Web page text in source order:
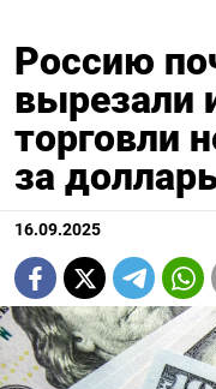
Россию
вырезали
торговли
за
16.09.2025